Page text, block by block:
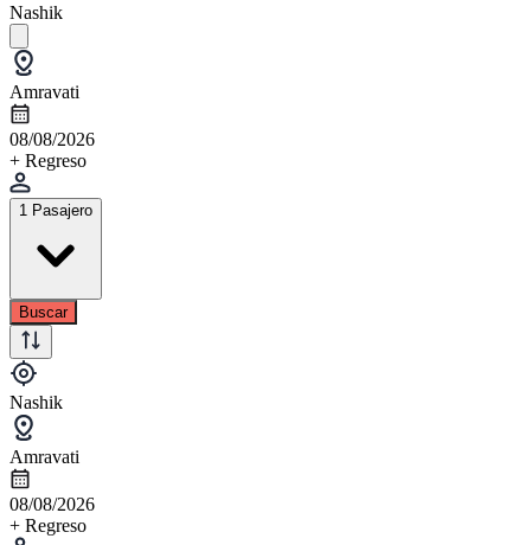
Nashik
Amravati
08/08/2026
+ Regreso
1 Pasajero
Buscar
Nashik
Amravati
08/08/2026
+ Regreso